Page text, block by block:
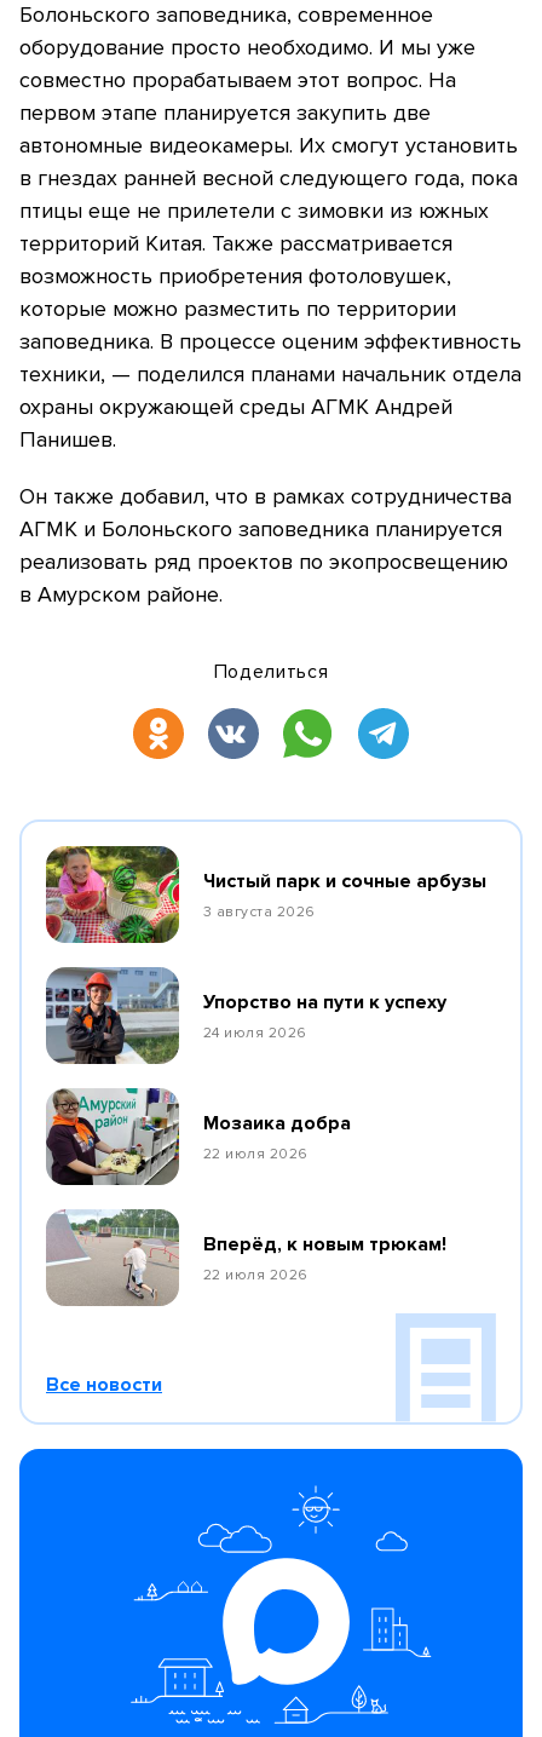
Болоньского заповедника, современное
оборудование просто необходимо. И мы уже
совместно прорабатываем этот вопрос. На
первом этапе планируется закупить две
автономные видеокамеры. Их смогут установить
в гнездах ранней весной следующего года, пока
птицы еще не прилетели с зимовки из южных
территорий Китая. Также рассматривается
возможность приобретения фотоловушек,
которые можно разместить по территории
заповедника. В процессе оценим эффективность
техники, — поделился планами начальник отдела
охраны окружающей среды АГМК Андрей
Панишев.
Он также добавил, что в рамках сотрудничества
АГМК и Болоньского заповедника планируется
реализовать ряд проектов по экопросвещению
в Амурском районе.
Поделиться
Чистый парк и сочные арбузы
3 августа 2026
Упорство на пути к успеху
24 июля 2026
Мозаика добра
22 июля 2026
Вперёд, к новым трюкам!
22 июля 2026
Все новости